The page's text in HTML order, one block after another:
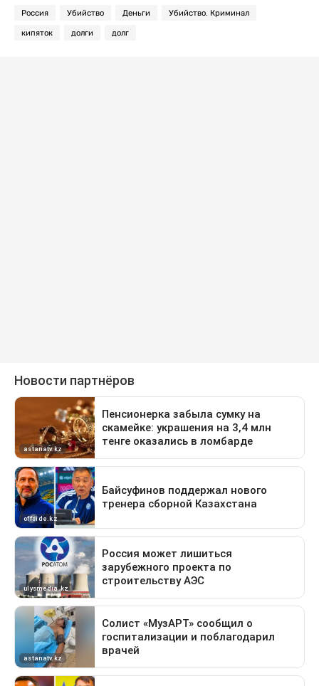
Россия Убийство Деньги Убийство. Криминал
кипяток долги долг